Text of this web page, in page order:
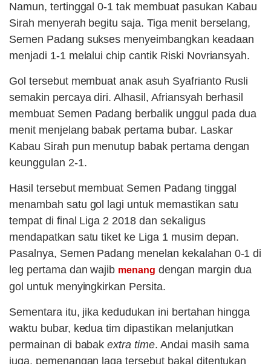
Namun, tertinggal 0-1 tak membuat pasukan Kabau
Sirah menyerah begitu saja. Tiga menit berselang,
Semen Padang sukses menyeimbangkan keadaan
menjadi 1-1 melalui chip cantik Riski Novriansyah.
Gol tersebut membuat anak asuh Syafrianto Rusli
semakin percaya diri. Alhasil, Afriansyah berhasil
membuat Semen Padang berbalik unggul pada dua
menit menjelang babak pertama bubar. Laskar
Kabau Sirah pun menutup babak pertama dengan
keunggulan 2-1.
Hasil tersebut membuat Semen Padang tinggal
menambah satu gol lagi untuk memastikan satu
tempat di final Liga 2 2018 dan sekaligus
mendapatkan satu tiket ke Liga 1 musim depan.
Pasalnya, Semen Padang menelan kekalahan 0-1 di
leg pertama dan wajib menang dengan margin dua
gol untuk menyingkirkan Persita.
Sementara itu, jika kedudukan ini bertahan hingga
waktu bubar, kedua tim dipastikan melanjutkan
permainan di babakextra time. Andai masih sama
juga, pemenangan laga tersebut bakal ditentukan